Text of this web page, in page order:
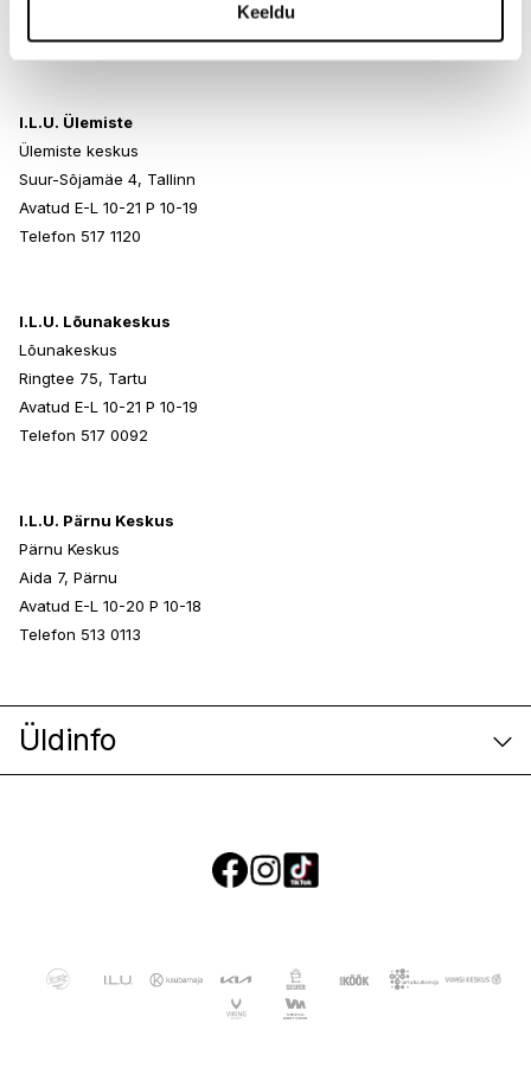
Keeldu
Telefon 517 0401
I.L.U. Ülemiste
Ülemiste keskus
Suur-Sõjamäe 4, Tallinn
Avatud E-L 10-21 P 10-19
Telefon 517 1120
I.L.U. Lõunakeskus
Lõunakeskus
Ringtee 75, Tartu
Avatud E-L 10-21 P 10-19
Telefon 517 0092
I.L.U. Pärnu Keskus
Pärnu Keskus
Aida 7, Pärnu
Avatud E-L 10-20 P 10-18
Telefon 513 0113
Üldinfo